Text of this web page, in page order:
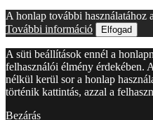
A honlap további használatához
További információ
Elfogad
A süti beállítások ennél a
felhasználói élmény érdekében.
nélkül kerül sor a honlap
történik kattintás, azzal a
Bezárás